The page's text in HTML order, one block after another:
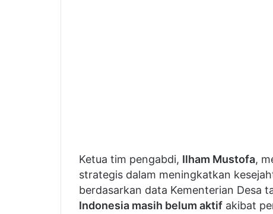
Ketua tim pengabdi, Ilham Mustofa,
strategis dalam meningkatkan
berdasarkan data Kementerian Desa
Indonesia masih belum aktif akibat